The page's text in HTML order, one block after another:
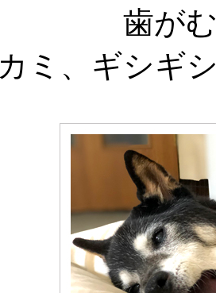
歯が
ミ、ギシギ